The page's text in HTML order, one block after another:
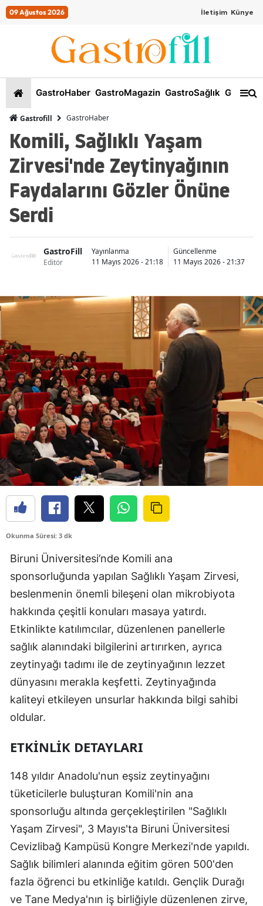
09 Ağustos 2026 İletişim Künye
GastroHaber GastroMagazin GastroSağlık
Gastrofill GastroHaber
Komili, Sağlıklı Yaşam
Zirvesi'nde Zeytinyağının
Faydalarını Gözler Önüne
Serdi
GastroFill
Editör
Yayınlanma
11 Mayıs 2026 - 21:18
Güncellenme
11 Mayıs 2026 - 21:37
Okunma Süresi: 3 dk
Biruni Üniversitesi’nde Komili ana
sponsorluğunda yapılan Sağlıklı Yaşam Zirvesi,
beslenmenin önemli bileşeni olan mikrobiyota
hakkında çeşitli konuları masaya yatırdı.
Etkinlikte katılımcılar, düzenlenen panellerle
sağlık alanındaki bilgilerini artırırken, ayrıca
zeytinyağı tadımı ile de zeytinyağının lezzet
dünyasını merakla keşfetti. Zeytinyağında
kaliteyi etkileyen unsurlar hakkında bilgi sahibi
oldular.
ETKINLIK DETAYLARI
148 yıldır Anadolu'nun eşsiz zeytinyağını
tüketicilerle buluşturan Komili'nin ana
sponsorluğu altında gerçekleştirilen "Sağlıklı
Yaşam Zirvesi", 3 Mayıs'ta Biruni Üniversitesi
Cevizlibağ Kampüsü Kongre Merkezi'nde yapıldı.
Sağlık bilimleri alanında eğitim gören 500'den
fazla öğrenci bu etkinliğe katıldı. Gençlik Durağı
ve Tane Medya'nın iş birliğiyle düzenlenen zirve,